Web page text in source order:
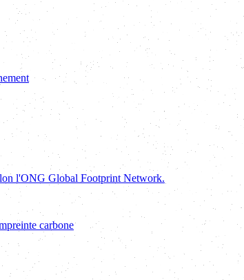
l'ONG Global Footprint Network.
carbone